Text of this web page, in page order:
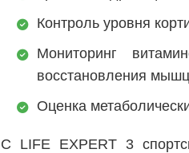
Контроль уровня
Мониторинг
восстановления
Оценка
С LIFE EXPERT 3